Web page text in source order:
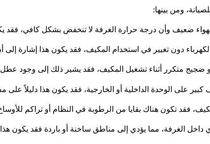
ومن بينها:
ضعيف وأن درجة حرارة الغرفة لا تنخفض بشكل كافي، فقد
دون تغيير في استخدام المكيف، فقد يكون هذا إشارة إلى
متكرر أثناء تشغيل المكيف، فقد يشير ذلك إلى وجود عطل
على الوحدة الداخلية أو الخارجية، فقد يكون هذا دليلاً
فقد تكون هناك بقايا من الرطوبة في النظام أو تراكم
داخل الغرفة، مما يؤدي إلى مناطق ساخنة أو باردة فقد يكون